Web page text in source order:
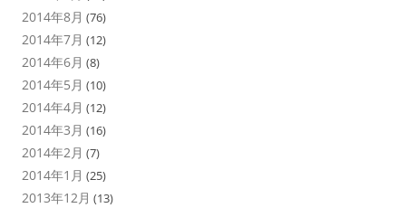
2014年8月 (76)
2014年7月 (12)
2014年6月 (8)
2014年5月 (10)
2014年4月 (12)
2014年3月 (16)
2014年2月 (7)
2014年1月 (25)
2013年12月 (13)